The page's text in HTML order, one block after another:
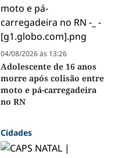
04/08/2026 às 13:26
Adolescente de 16 anos
morre após colisão entre
moto e pá-carregadeira
no RN
Cidades